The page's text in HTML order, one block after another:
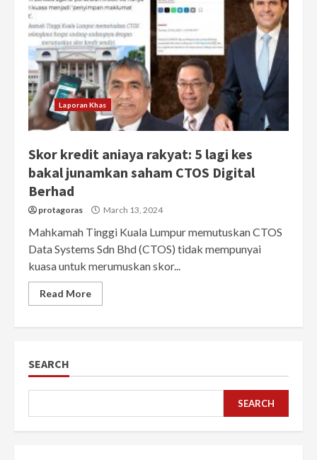
Laporan Khas
Skor kredit aniaya rakyat: 5 lagi kes
bakal junamkan saham CTOS Digital
Berhad
protagoras March 13, 2024
Mahkamah Tinggi Kuala Lumpur memutuskan CTOS
Data Systems Sdn Bhd (CTOS) tidak mempunyai
kuasa untuk merumuskan skor...
Read More
SEARCH
SEARCH